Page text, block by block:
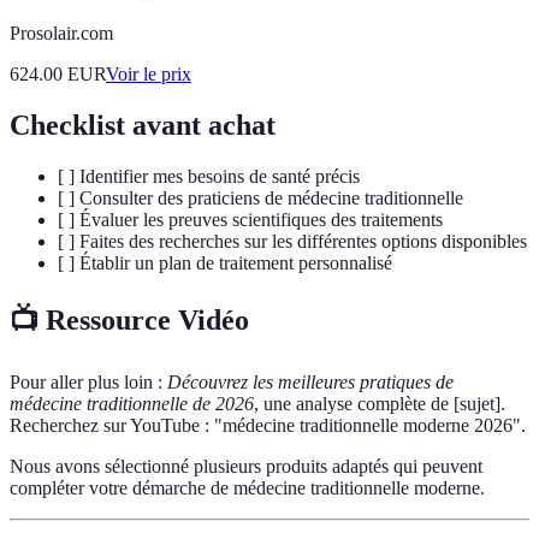
Prosolair.com
624.00 EURVoir le prix
Checklist avant achat
[ ] Identifier mes besoins de santé précis
[ ] Consulter des praticiens de médecine traditionnelle
[ ] Évaluer les preuves scientifiques des traitements
[ ] Faites des recherches sur les différentes options disponibles
[ ] Établir un plan de traitement personnalisé
📺 Ressource Vidéo
Pour aller plus loin : Découvrez les meilleures pratiques de
médecine traditionnelle de 2026, une analyse complète de [sujet].
Recherchez sur YouTube : "médecine traditionnelle moderne 2026".
Nous avons sélectionné plusieurs produits adaptés qui peuvent
compléter votre démarche de médecine traditionnelle moderne.